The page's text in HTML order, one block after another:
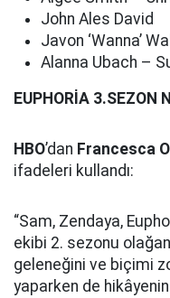
John Ales David
Javon ‘Wanna’
Alanna Ubach –
EUPHORİA 3.SEZON
HBO’dan Francesca
ifadeleri kullandı:
“Sam, Zendaya,
ekibi 2. sezonu
geleneğini ve biçimi
yaparken de